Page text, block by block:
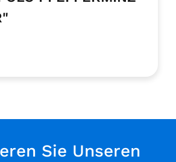
Sie Unseren